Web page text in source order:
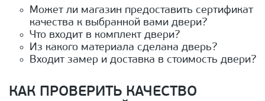
Может ли магазин предоставить сертификат
качества к выбранной вами двери?
Что входит в комплект двери?
Из какого материала сделана дверь?
Входит замер и доставка в стоимость двери?
КАК ПРОВЕРИТЬ КАЧЕСТВО